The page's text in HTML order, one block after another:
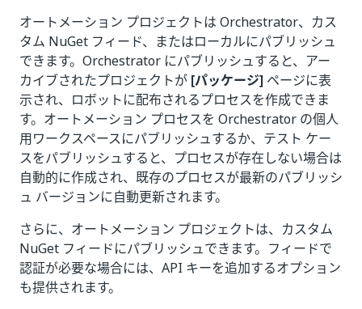
オートメーション プロジェクトは Orchestrator、カス
タム NuGet フィード、またはローカルにパブリッシュ
できます。Orchestrator にパブリッシュすると、アー
カイブされたプロジェクトが [パッケージ] ページに表
示され、ロボットに配布されるプロセスを作成できま
す。オートメーション プロセスを Orchestrator の個人
用ワークスペースにパブリッシュするか、テスト ケー
スをパブリッシュすると、プロセスが存在しない場合は
自動的に作成され、既存のプロセスが最新のパブリッシ
ュ バージョンに自動更新されます。
さらに、オートメーション プロジェクトは、カスタム
NuGet フィードにパブリッシュできます。フィードで
認証が必要な場合には、API キーを追加するオプション
も提供されます。